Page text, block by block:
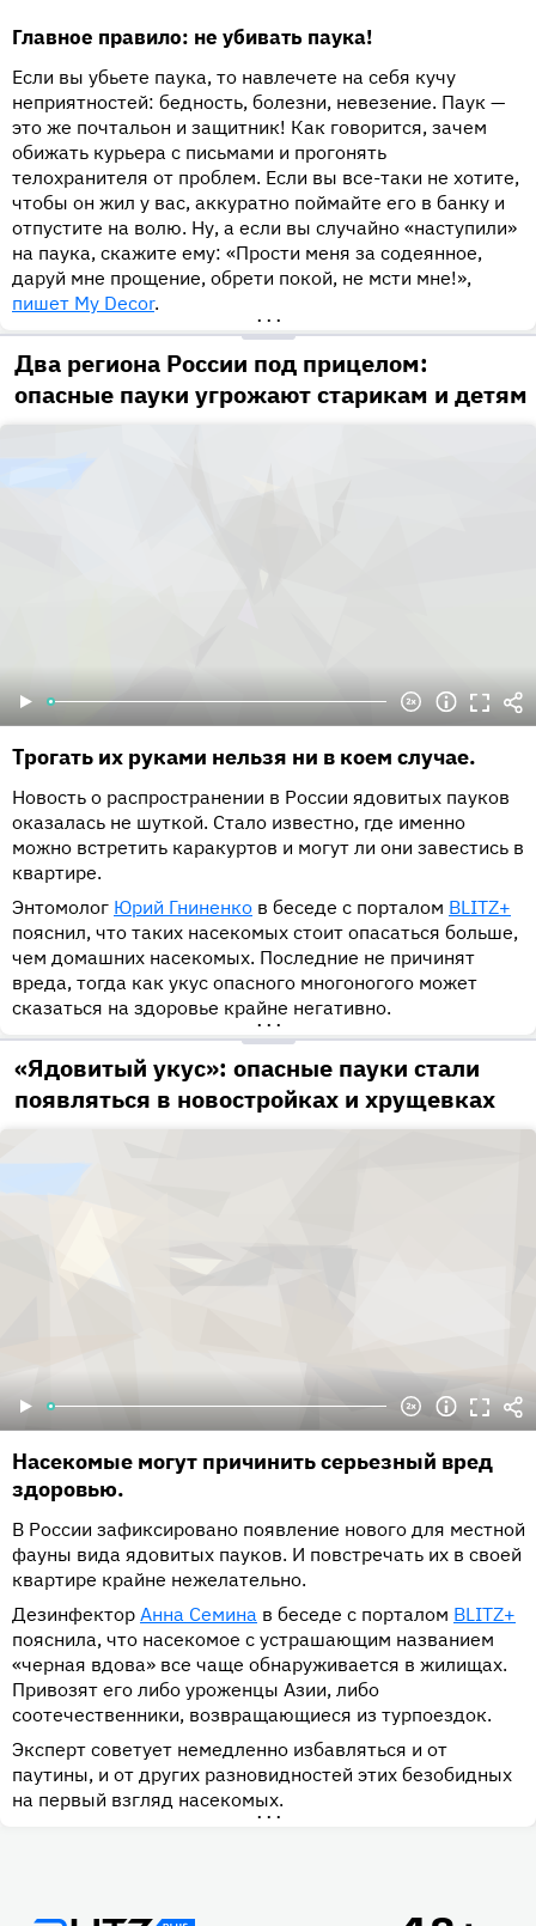
Главное правило: не убивать паука!
Если вы убьете паука, то навлечете на себя кучу
неприятностей: бедность, болезни, невезение. Паук —
это же почтальон и защитник! Как говорится, зачем
обижать курьера с письмами и прогонять
телохранителя от проблем. Если вы все-таки не хотите,
чтобы он жил у вас, аккуратно поймайте его в банку и
отпустите на волю. Ну, а если вы случайно «наступили»
на паука, скажите ему: «Прости меня за содеянное,
даруй мне прощение, обрети покой, не мсти мне!»,
пишет My Decor.
•••
Два региона России под прицелом:
опасные пауки угрожают старикам и детям
Трогать их руками нельзя ни в коем случае.
Новость о распространении в России ядовитых пауков
оказалась не шуткой. Стало известно, где именно
можно встретить каракуртов и могут ли они завестись в
квартире.
Энтомолог Юрий Гниненко в беседе с порталом BLITZ+
пояснил, что таких насекомых стоит опасаться больше,
чем домашних насекомых. Последние не причинят
вреда, тогда как укус опасного многоногого может
сказаться на здоровье крайне негативно.
•••
«Ядовитый укус»: опасные пауки стали
появляться в новостройках и хрущевках
Насекомые могут причинить серьезный вред
здоровью.
В России зафиксировано появление нового для местной
фауны вида ядовитых пауков. И повстречать их в своей
квартире крайне нежелательно.
Дезинфектор Анна Семина в беседе с порталом BLITZ+
пояснила, что насекомое с устрашающим названием
«черная вдова» все чаще обнаруживается в жилищах.
Привозят его либо уроженцы Азии, либо
соотечественники, возвращающиеся из турпоездок.
Эксперт советует немедленно избавляться и от
паутины, и от других разновидностей этих безобидных
на первый взгляд насекомых.
•••